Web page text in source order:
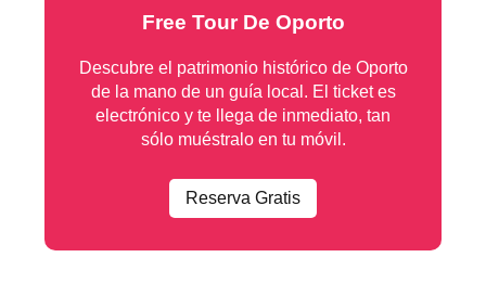
Free Tour De Oporto
Descubre el patrimonio histórico de Oporto
de la mano de un guía local. El ticket es
electrónico y te llega de inmediato, tan
sólo muéstralo en tu móvil.
Reserva Gratis